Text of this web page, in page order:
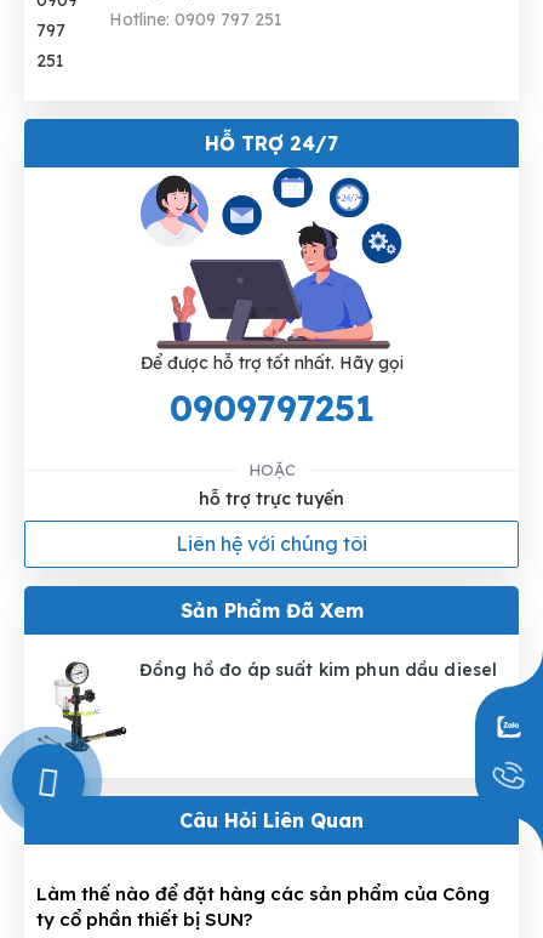
Hotline: 0909 797 251
HỖ TRỢ 24/7
Để được hỗ trợ tốt nhất. Hãy gọi
0909797251
HOẶC
hỗ trợ trực tuyến
Liên hệ với chúng tôi
Sản Phẩm Đã Xem
Đồng hồ đo áp suất kim phun dầu diesel
Câu Hỏi Liên Quan
Làm thế nào để đặt hàng các sản phẩm của Công
ty cổ phần thiết bị SUN?
0909797251